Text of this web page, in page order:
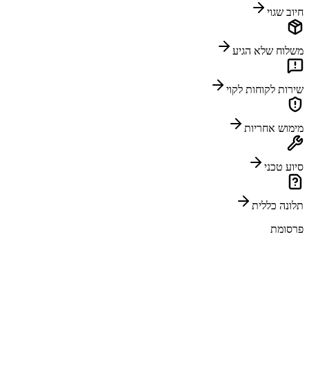
חיוב שגוי
משלוח שלא הגיע
שירות לקוחות לקוי
מימוש אחריות
סיוע טכני
תלונה כללית
פרסומת